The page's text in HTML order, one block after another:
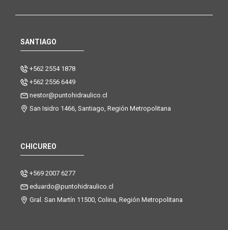
SANTIAGO
+562 2554 1878
+562 2556 6449
nestor@puntohidraulico.cl
San Isidro 1466, Santiago, Región Metropolitana
CHICUREO
+569 2007 6277
eduardo@puntohidraulico.cl
Gral. San Martín 11500, Colina, Región Metropolitana